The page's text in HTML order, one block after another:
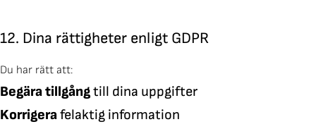
12. Dina rättigheter enligt GDPR
Du har rätt att:
Begära tillgångtill dina uppgifter
Korrigerafelaktig information